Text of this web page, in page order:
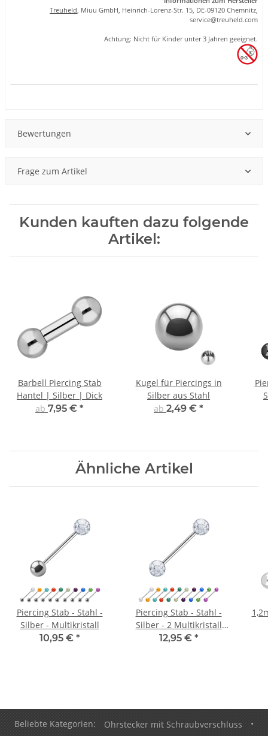
Treuheld, Miuu GmbH, Heinrich-Lorenz-Str. 15, DE-09120 Chemnitz,
service@treuheld.com
Achtung: Nicht für Kinder unter 3 Jahren geeignet.
Bewertungen
Frage zum Artikel
Kunden kauften dazu folgende
Artikel:
Barbell Piercing Stab
Hantel | Silber | Dick
ab 7,95 € *
Kugel für Piercings in
Silber aus Stahl
ab 2,49 € *
Ähnliche Artikel
Piercing Stab - Stahl -
Silber - Multikristall
10,95 € *
Piercing Stab - Stahl -
Silber - 2 Multikristall
Kugeln
12,95 € *
Beliebte Kategorien: Ohrstecker mit Schraubverschluss
•